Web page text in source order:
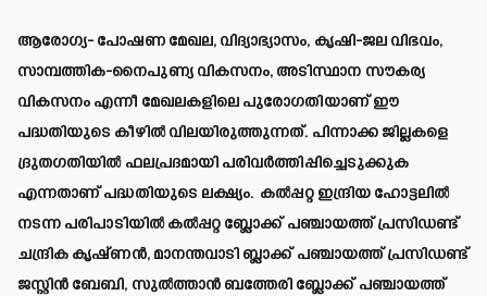
ആരോഗ്യ- പോഷണ മേഖല, വിദ്യാഭ്യാസം, കൃഷി-ജല വിഭവം,
സാമ്പത്തിക-നൈപുണ്യ വികസനം, അടിസ്ഥാന സൗകര്യ
വികസനം എന്നീ മേഖലകളിലെ പുരോഗതിയാണ് ഈ
പദ്ധതിയുടെ കീഴില്‍ വിലയിരുത്തുന്നത്. പിന്നാക്ക ജില്ലകളെ
ദ്രുതഗതിയില്‍ ഫലപ്രദമായി പരിവര്‍ത്തിപ്പിച്ചെടുക്കുക
എന്നതാണ് പദ്ധതിയുടെ ലക്ഷ്യം. കല്‍പ്പറ്റ ഇന്ദ്രിയ ഹോട്ടലില്‍
നടന്ന പരിപാടിയില്‍ കല്‍പ്പറ്റ ബ്ലോക്ക് പഞ്ചായത്ത് പ്രസിഡണ്ട്
ചന്ദ്രിക കൃഷ്ണന്‍, മാനന്തവാടി ബ്ലാക്ക് പഞ്ചായത്ത് പ്രസിഡണ്ട്
ജസ്റ്റിന്‍ ബേബി, സുല്‍ത്താന്‍ ബത്തേരി ബ്ലോക്ക് പഞ്ചായത്ത്